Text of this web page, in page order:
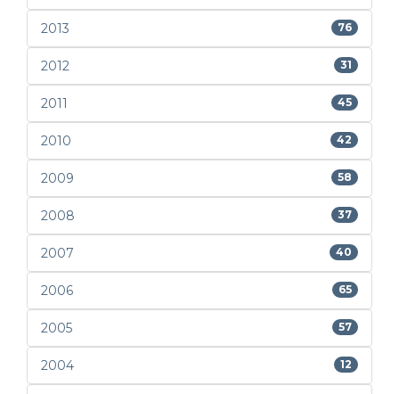
2013 76
2012 31
2011 45
2010 42
2009 58
2008 37
2007 40
2006 65
2005 57
2004 12